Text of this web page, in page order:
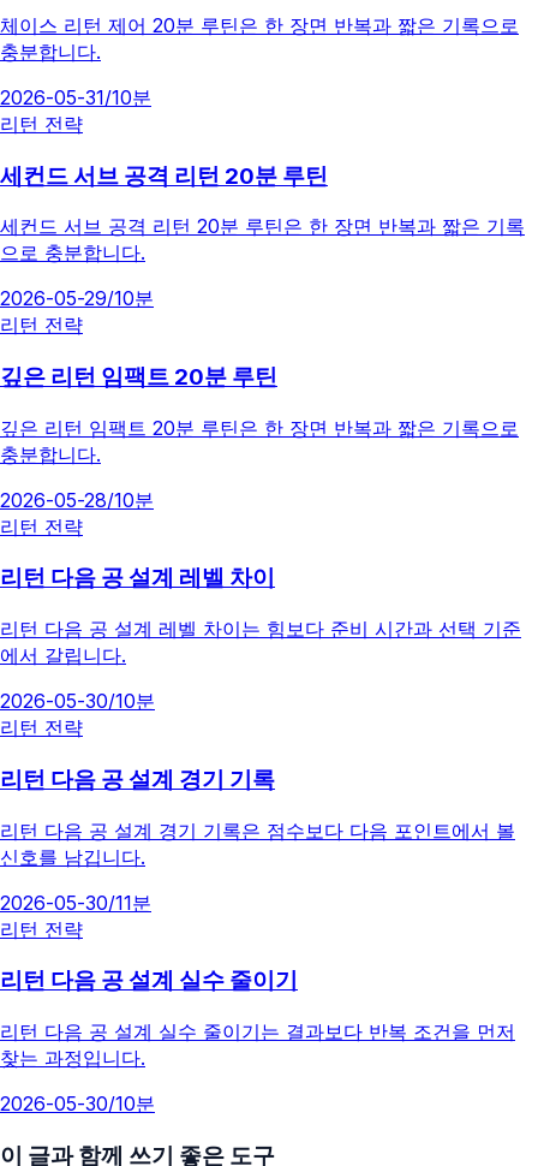
체이스 리턴 제어 20분 루틴은 한 장면 반복과 짧은 기록으로
충분합니다.
2026-05-31/10분
리턴 전략
세컨드 서브 공격 리턴 20분 루틴
세컨드 서브 공격 리턴 20분 루틴은 한 장면 반복과 짧은 기록
으로 충분합니다.
2026-05-29/10분
리턴 전략
깊은 리턴 임팩트 20분 루틴
깊은 리턴 임팩트 20분 루틴은 한 장면 반복과 짧은 기록으로
충분합니다.
2026-05-28/10분
리턴 전략
리턴 다음 공 설계 레벨 차이
리턴 다음 공 설계 레벨 차이는 힘보다 준비 시간과 선택 기준
에서 갈립니다.
2026-05-30/10분
리턴 전략
리턴 다음 공 설계 경기 기록
리턴 다음 공 설계 경기 기록은 점수보다 다음 포인트에서 볼
신호를 남깁니다.
2026-05-30/11분
리턴 전략
리턴 다음 공 설계 실수 줄이기
리턴 다음 공 설계 실수 줄이기는 결과보다 반복 조건을 먼저
찾는 과정입니다.
2026-05-30/10분
이 글과 함께 쓰기 좋은 도구